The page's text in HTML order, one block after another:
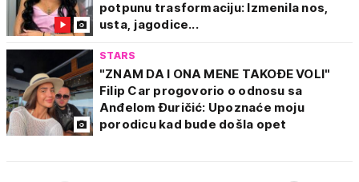
potpunu trasformaciju: Izmenila nos,
usta, jagodice...
STARS
"ZNAM DA I ONA MENE TAKOĐE VOLI"
Filip Car progovorio o odnosu sa
Anđelom Đuričić: Upoznaće moju
porodicu kad bude došla opet